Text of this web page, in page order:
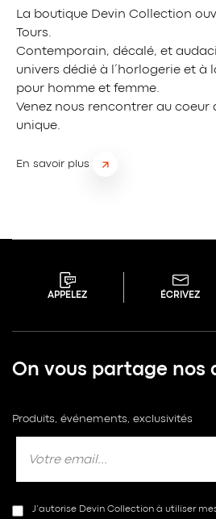
La boutique Devin Collection
Tours.
Contemporain, décalé, et
univers dédié à l’horlogerie et à
pour homme et femme.
Venez nous rencontrer au coeur
unique.
En savoir plus
APPELEZ ÉCRIVEZ
On vous partage nos
Produits, événements, exclusivités
J’autorise Devin Collection à utiliser